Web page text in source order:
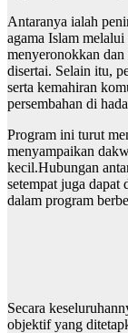
Antaranya ialah
agama Islam
menyeronokkan
disertai. Selain itu,
serta kemahiran
persembahan di
Program ini turut
menyampaikan
kecil.Hubungan
setempat juga dapat
dalam program
Secara
objektif yang